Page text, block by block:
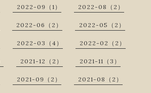
2022-09（1） 2022-08（2）
2022-06（2） 2022-05（2）
2022-03（4） 2022-02（2）
2021-12（2） 2021-11（3）
2021-09（2） 2021-08（2）